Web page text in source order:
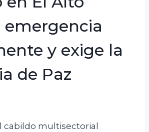
emergencia
y exige la
de Paz
cabildo multisectorial